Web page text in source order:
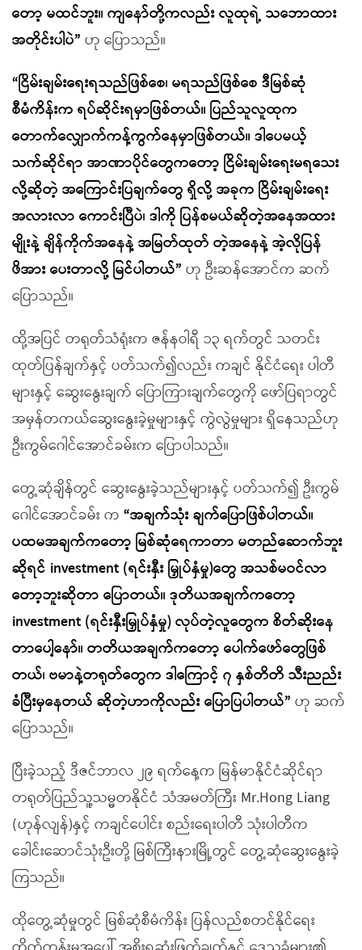
တော့ မထင်ဘူး။ ကျနော်တို့ကလည်း လူထုရဲ့ သဘောထား
အတိုင်းပါပဲ” ဟု ပြောသည်။
“ငြိမ်းချမ်းရေးရသည်ဖြစ်စေ၊ မရသည်ဖြစ်စေ ဒီမြစ်ဆုံ
စီမံကိန်းက ရပ်ဆိုင်းရမှာဖြစ်တယ်။ ပြည်သူလူထုက
တောက်လျှောက်ကန့်ကွက်နေမှာဖြစ်တယ်။ ဒါပေမယ့်
သက်ဆိုင်ရာ အာဏာပိုင်တွေကတော့ ငြိမ်းချမ်းရေးမရသေး
လို့ဆိုတဲ့ အကြောင်းပြချက်တွေ ရှိလို့ အခုက ငြိမ်းချမ်းရေး
အလားလာ ကောင်းပြီပဲ၊ ဒါကို ပြန်စမယ်ဆိုတဲ့အနေအထား
မျိုးနဲ့ ချိန်ကိုက်အနေနဲ့ အမြတ်ထုတ် တဲ့အနေနဲ့ အဲ့လိုပြန်
ဖိအား ပေးတာလို့ မြင်ပါတယ်” ဟု ဦးဆန်အောင်က ဆက်
ပြောသည်။
ထို့အပြင် တရုတ်သံရုံးက ဇန်နဝါရီ ၁၃ ရက်တွင် သတင်း
ထုတ်ပြန်ချက်နှင့် ပတ်သက်၍လည်း ကချင် နိုင်ငံရေး ပါတီ
များနှင့် ဆွေးနွေးချက် ပြောကြားချက်တွေကို ဖော်ပြရာတွင်
အမှန်တကယ်ဆွေးနွေးခဲ့မှုများနှင့် ကွဲလွဲမှုများ ရှိနေသည်ဟု
ဦးကွမ်ဂေါင်အောင်ခမ်းက ပြောပါသည်။
တွေ့ဆုံချိန်တွင် ဆွေးနွေးခဲ့သည်များနှင့် ပတ်သက်၍ ဦးကွမ်
ဂေါင်အောင်ခမ်း က “အချက်သုံး ချက်ပြောဖြစ်ပါတယ်။
ပထမအချက်ကတော့ မြစ်ဆုံရေကာတာ မတည်ဆောက်ဘူး
ဆိုရင် investment (ရင်းနှီး မြှုပ်နှံမှု)တွေ အသစ်မဝင်လာ
တော့ဘူးဆိုတာ ပြောတယ်။ ဒုတိယအချက်ကတော့
investment (ရင်းနှီးမြှုပ်နှံမှု) လုပ်တဲ့လူတွေက စိတ်ဆိုးနေ
တာပေါ့နော်။ တတိယအချက်ကတော့ ပေါက်ဖော်တွေဖြစ်
တယ်၊ ဗမာနဲ့တရုတ်တွေက ဒါကြောင့် ၇ နှစ်တိတိ သီးညည်း
ခံပြီးမှနေတယ် ဆိုတဲ့ဟာကိုလည်း ပြောပြပါတယ်” ဟု ဆက်
ပြောသည်။
ပြီးခဲ့သည့် ဒီဇင်ဘာလ ၂၉ ရက်နေ့က မြန်မာနိုင်ငံဆိုင်ရာ
တရုတ်ပြည်သူ့သမ္မတနိုင်ငံ သံအမတ်ကြီး Mr.Hong Liang
(ဟုန်လျန်)နှင့် ကချင်ပေါင်း စည်းရေးပါတီ သုံးပါတီက
ခေါင်းဆောင်သုံးဦးတို့ မြစ်ကြီးနားမြို့တွင် တွေ့ဆုံဆွေးနွေးခဲ့
ကြသည်။
ထိုတွေ့ဆုံမှုတွင် မြစ်ဆုံစီမံကိန်း ပြန်လည်စတင်နိုင်ရေး